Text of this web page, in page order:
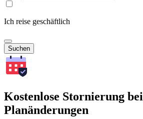
Ich reise geschäftlich
Suchen
Kostenlose Stornierung bei
Planänderungen